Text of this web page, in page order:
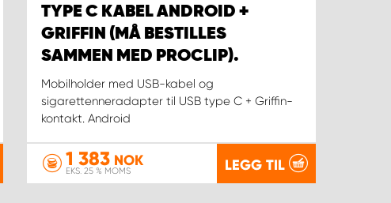
TYPE C KABEL ANDROID +
GRIFFIN (MÅ BESTILLES
SAMMEN MED PROCLIP).
Mobilholder med USB-kabel og
sigarettenneradapter til USB type C + Griffin-
kontakt. Android
1 383 NOK
EKS. 25 % MOMS LEGG TIL